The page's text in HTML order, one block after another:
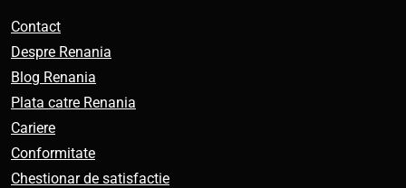
Contact
Despre Renania
Blog Renania
Plata catre Renania
Cariere
Conformitate
Chestionar de satisfactie